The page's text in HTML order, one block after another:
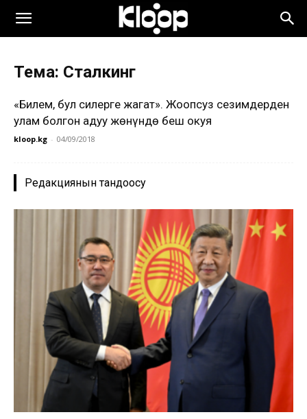
Тема: Сталкинг
«Билем, бул силерге жагат». Жоопсуз сезимдерден
улам болгон аңдуу жөнүндө беш окуя
kloop.kg - 04/09/2018
Редакциянын тандоосу